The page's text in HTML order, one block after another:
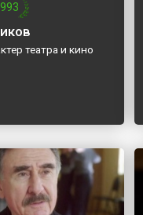
театра и кино